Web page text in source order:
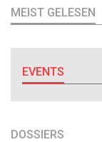
MEIST GELESEN
EVENTS
DOSSIERS